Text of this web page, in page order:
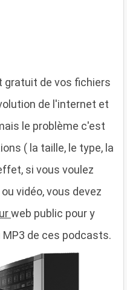
gratuit de vos fichiers
de l'internet et
le problème c'est
( la taille, le type, la
si vous voulez
vidéo, vous devez
web public pour y
de ces podcasts.